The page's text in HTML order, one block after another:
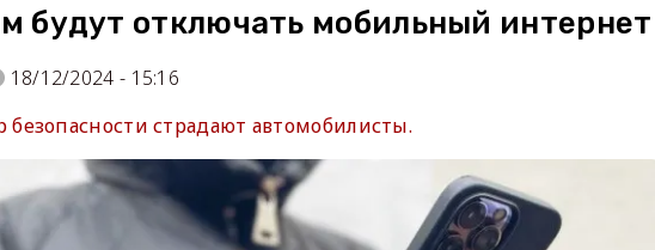
будут отключать мобильный интернет
18/12/2024 - 15:16
страдают автомобилисты.